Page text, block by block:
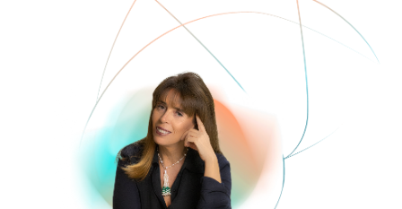
fisioterapeuta a ocupar uma cadeira na Academia
Brasileira de Administração Hospitalar.